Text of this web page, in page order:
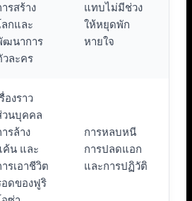
ารสร้าง
ลกและ
ฒนาการ
วละคร
แทบไม่มีช่วง
ให้หยุดพัก
หายใจ
องราว
วนบุคคล
ารล้าง
ค้น และ
ารเอาชีวิต
อดของฟูริ
การหลบหนี
การปลดแอก
และการปฏิวัติ